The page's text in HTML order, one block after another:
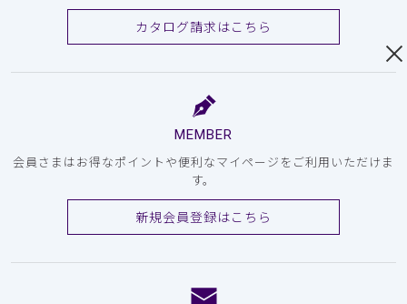
カタログ請求はこちら
MEMBER
会員さまはお得なポイントや便利なマイページをご利用いただけま
す。
新規会員登録はこちら